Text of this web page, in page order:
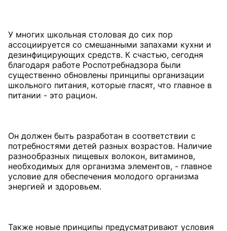
У многих школьная столовая до сих пор
ассоциируется со смешанными запахами кухни и
дезинфицирующих средств. К счастью, сегодня
благодаря работе Роспотребнадзора были
существенно обновлены принципы организации
школьного питания, которые гласят, что главное в
питании - это рацион.
Он должен быть разработан в соответствии с
потребностями детей разных возрастов. Наличие
разнообразных пищевых волокон, витаминов,
необходимых для организма элементов, - главное
условие для обеспечения молодого организма
энергией и здоровьем.
Также новые принципы предусматривают условия